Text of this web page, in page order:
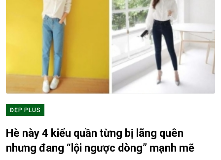
ĐẸP PLUS
Hè này 4 kiểu quần từng bị lãng quên
nhưng đang “lội ngược dòng” mạnh mẽ